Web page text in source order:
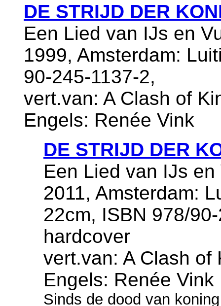
DE STRIJD DER
Een Lied van IJs en
1999, Amsterdam:
90-245-1137-2,
vert.van: A Clash of
Engels: Renée Vink
DE STRIJD DER
Een Lied van IJs
2011, Amsterdam:
22cm, ISBN 978/
hardcover
vert.van: A Clash of
Engels: Renée Vink
Sinds de dood van